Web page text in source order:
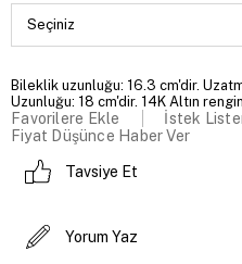
Bileklik uzunluğu: 16.3 cm'dir.
Uzunluğu: 18 cm'dir. 14K Altın
Favorilere Ekle
İstek
Fiyat Düşünce Haber Ver
Tavsiye Et
Yorum Yaz